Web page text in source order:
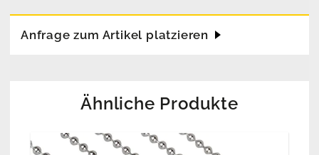
Anfrage zum Artikel platzieren
Ähnliche Produkte